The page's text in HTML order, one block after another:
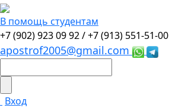
В помощь студентам
+7 (902) 923 09 92 /+7 (913) 551-51-00
apostrof2005@gmail.com
Вход